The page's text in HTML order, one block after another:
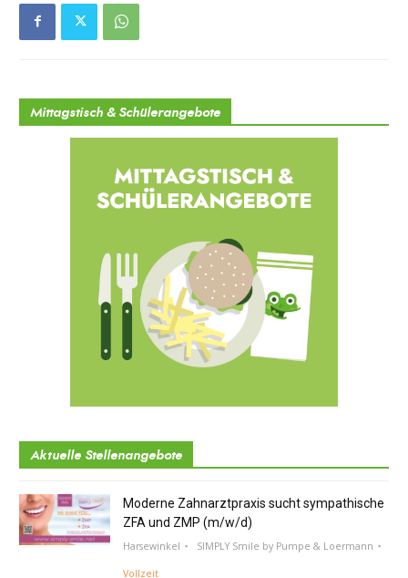
Mittagstisch & Schülerangebote
Aktuelle Stellenangebote
Moderne Zahnarztpraxis sucht sympathische
ZFA und ZMP (m/w/d)
Harsewinkel SIMPLY Smile by Pumpe & Loermann
Vollzeit